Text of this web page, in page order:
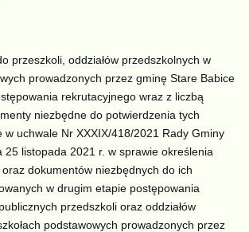
przeszkoli, oddziałów przedszkolnych w
prowadzonych przez gminę Stare Babice
rekrutacyjnego wraz z liczbą
niezbędne do potwierdzenia tych
w uchwale Nr XXXIX/418/2021 Rady Gminy
25 listopada 2021 r. w sprawie określenia
dokumentów niezbędnych do ich
w drugim etapie postępowania
przedszkoli oraz oddziałów
podstawowych prowadzonych przez